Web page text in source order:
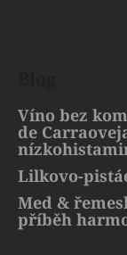
Víno bez
de
Lilkovo-
Med &
příběh